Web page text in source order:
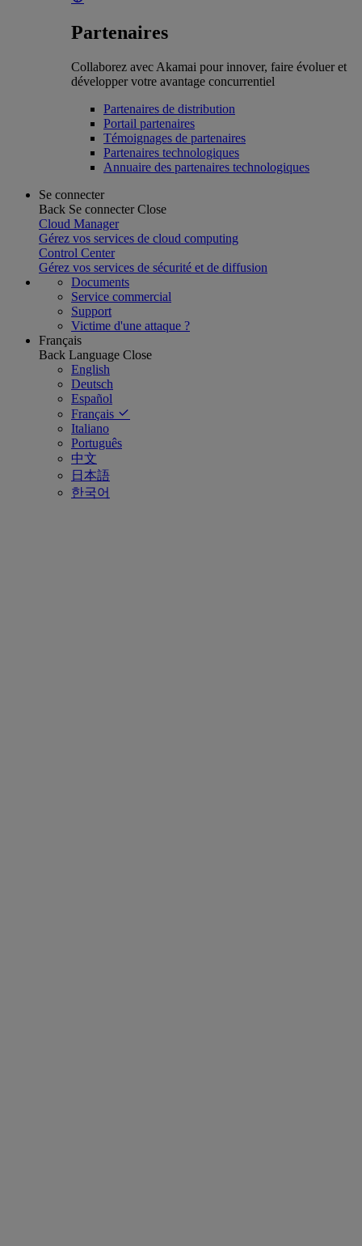
Partenaires
Collaborez avec Akamai pour innover, faire évoluer et
développer votre avantage concurrentiel
Partenaires de distribution
Portail partenaires
Témoignages de partenaires
Partenaires technologiques
Annuaire des partenaires technologiques
Se connecter
Back Se connecter Close
Cloud Manager
Gérez vos services de cloud computing
Control Center
Gérez vos services de sécurité et de diffusion
Documents
Service commercial
Support
Victime d'une attaque ?
Français
Back Language Close
English
Deutsch
Español
Français
Italiano
Português
中文
日本語
한국어